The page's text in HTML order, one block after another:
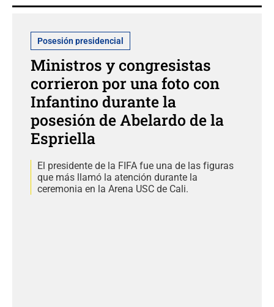
Posesión presidencial
Ministros y congresistas
corrieron por una foto con
Infantino durante la
posesión de Abelardo de la
Espriella
El presidente de la FIFA fue una de las figuras
que más llamó la atención durante la
ceremonia en la Arena USC de Cali.